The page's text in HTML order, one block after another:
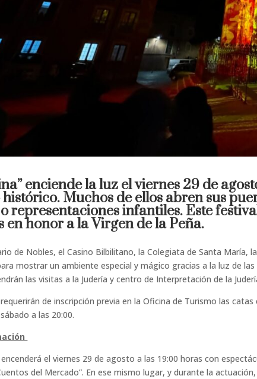
enciende la luz el viernes 29 de
histórico. Muchos de ellos abren sus
representaciones infantiles. Este
en honor a la Virgen de la Peña.
de Nobles, el Casino Bilbilitano, la Colegiata de Santa María,
mostrar un ambiente especial y mágico gracias a la luz de
las visitas a la Judería y centro de Interpretación de la
de inscripción previa en la Oficina de Turismo las
a las 20:00.
el viernes 29 de agosto a las 19:00 horas con
del Mercado”. En ese mismo lugar, y durante la